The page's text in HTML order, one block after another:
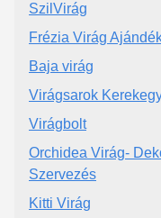
SzilVirág
Frézia Virág
Baja virág
Virágsarok
Virágbolt
Orchidea Virág-
Szervezés
Kitti Virág